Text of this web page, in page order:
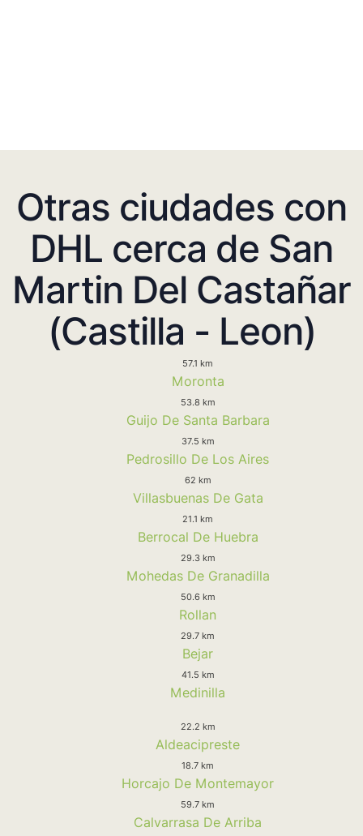
Otras ciudades con
DHL cerca de San
Martin Del Castañar
(Castilla - Leon)
57.1 km
Moronta
53.8 km
Guijo De Santa Barbara
37.5 km
Pedrosillo De Los Aires
62 km
Villasbuenas De Gata
21.1 km
Berrocal De Huebra
29.3 km
Mohedas De Granadilla
50.6 km
Rollan
29.7 km
Bejar
41.5 km
Medinilla
22.2 km
Aldeacipreste
18.7 km
Horcajo De Montemayor
59.7 km
Calvarrasa De Arriba